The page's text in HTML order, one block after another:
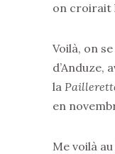
on croirait
Voilà, on
d’Anduze,
la
en
Me voilà